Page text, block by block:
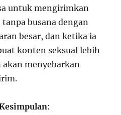
untuk mengirimkan
busana dengan
besar, dan ketika ia
konten seksual lebih
menyebarkan
: